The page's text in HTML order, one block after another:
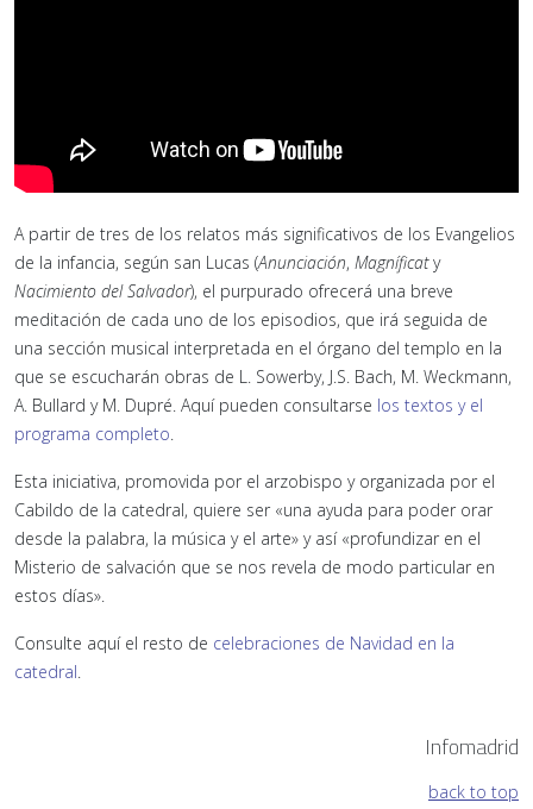
A partir de tres de los relatos más significativos de los Evangelios
de la infancia, según san Lucas (Anunciación, Magníficaty
Nacimiento del Salvador), el purpurado ofrecerá una breve
meditación de cada uno de los episodios, que irá seguida de
una sección musical interpretada en el órgano del templo en la
que se escucharán obras de L. Sowerby, J.S. Bach, M. Weckmann,
A. Bullard y M. Dupré. Aquí pueden consultarse los textos y el
programa completo.
Esta iniciativa, promovida por el arzobispo y organizada por el
Cabildo de la catedral, quiere ser «una ayuda para poder orar
desde la palabra, la música y el arte» y así «profundizar en el
Misterio de salvación que se nos revela de modo particular en
estos días».
Consulte aquí el resto de celebraciones de Navidad en la
catedral.
Infomadrid
back to top